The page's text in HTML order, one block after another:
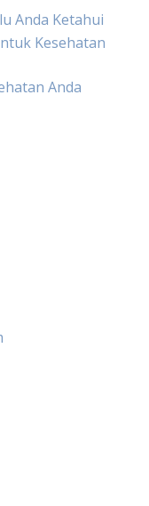
Anda Ketahui
Kesehatan
Anda